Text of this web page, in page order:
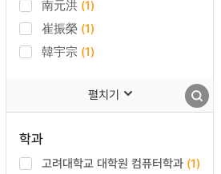
南元洪 (1)
崔振榮 (1)
韓宇宗 (1)
펼치기
학과
고려대학교 대학원 컴퓨터학과 (1)